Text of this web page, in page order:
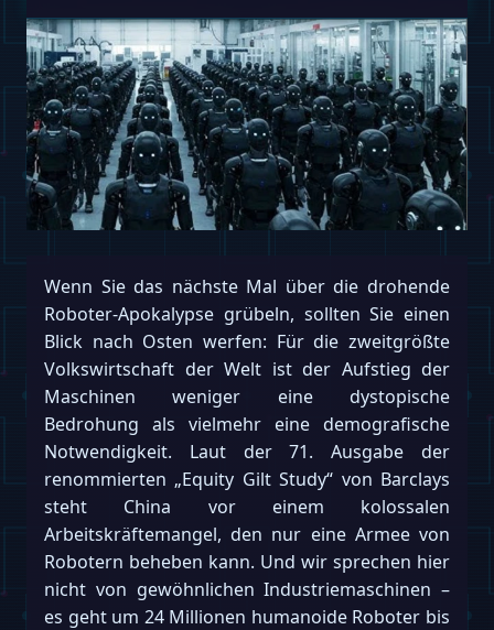
Wenn Sie das nächste Mal über die drohende
Roboter-Apokalypse grübeln, sollten Sie einen
Blick nach Osten werfen: Für die zweitgrößte
Volkswirtschaft der Welt ist der Aufstieg der
Maschinen weniger eine dystopische
Bedrohung als vielmehr eine demografische
Notwendigkeit. Laut der 71. Ausgabe der
renommierten „Equity Gilt Study“ von Barclays
steht China vor einem kolossalen
Arbeitskräftemangel, den nur eine Armee von
Robotern beheben kann. Und wir sprechen hier
nicht von gewöhnlichen Industriemaschinen –
es geht um 24 Millionen humanoide Roboter bis